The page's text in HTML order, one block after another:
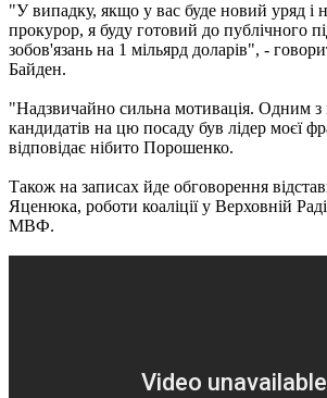
"У випадку, якщо у вас буде новий уряд і
прокурор, я буду готовий до публічного
зобов'язань на 1 мільярд доларів", -
Байден.
"Надзвичайно сильна мотивація. Одним
кандидатів на цю посаду був лідер моєї
відповідає нібито Порошенко.
Також на записах йде обговорення
Яценюка, роботи коаліції у Верховній
МВФ.